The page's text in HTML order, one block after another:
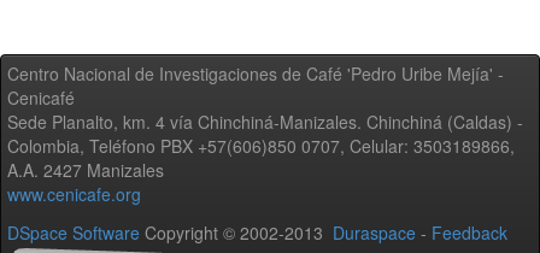
Centro Nacional de Investigaciones de Café 'Pedro Uribe Mejía' -
Cenicafé
Sede Planalto, km. 4 vía Chinchiná-Manizales. Chinchiná (Caldas) -
Colombia, Teléfono PBX +57(606)850 0707, Celular: 3503189866,
A.A. 2427 Manizales
www.cenicafe.org
DSpace Software Copyright © 2002-2013 Duraspace - Feedback